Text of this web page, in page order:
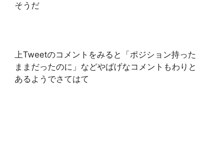
そうだ
上Tweetのコメントをみると「ポジション持った
ままだったのに」などやばげなコメントもわりと
あるようでさてはて